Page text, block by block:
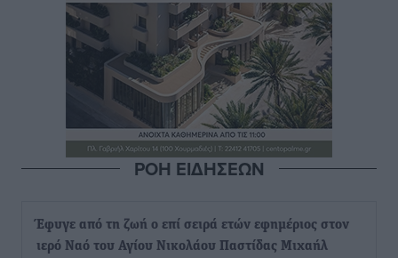
ΡΟΗ ΕΙΔΗΣΕΩΝ
Έφυγε από τη ζωή ο επί σειρά ετών εφημέριος στον
ιερό Ναό του Αγίου Νικολάου Παστίδας Μιχαήλ